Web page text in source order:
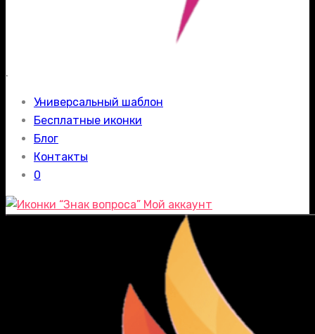
.
Универсальный шаблон
Бесплатные иконки
Блог
Контакты
0
Мой аккаунт